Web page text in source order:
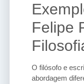
Felipe
O filósofo e
abordagem